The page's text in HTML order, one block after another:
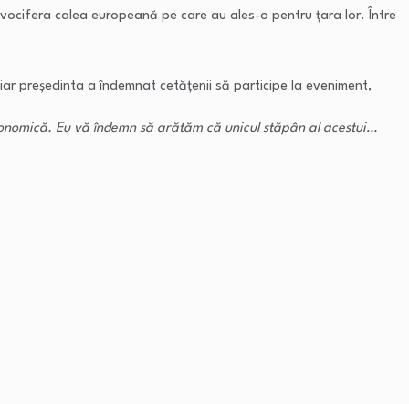
calea europeană pe care au ales-o pentru țara lor. Între
președinta a îndemnat cetățenii să participe la eveniment,
Eu vă îndemn să arătăm că unicul stăpân al acestui…